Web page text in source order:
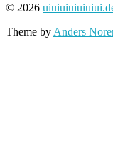
© 2026
Theme by Anders